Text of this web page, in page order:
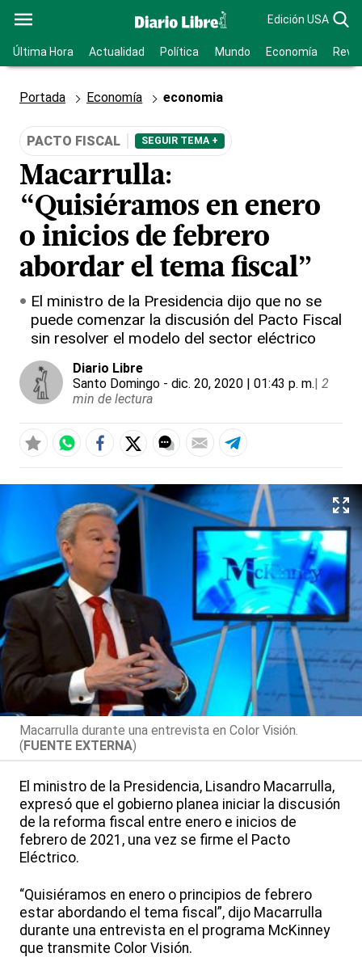
Edición USA
Última Hora Actualidad Política Mundo Economía
Portada Economía economia
PACTO FISCAL SEGUIR TEMA +
Macarrulla:
“Quisiéramos en enero
o inicios de febrero
abordar el tema fiscal”
El ministro de la Presidencia dijo que no se
puede comenzar la discusión del Pacto Fiscal
sin resolver el modelo del sector eléctrico
Diario Libre
Santo Domingo - dic. 20, 2020 | 01:43 p. m.| 2
min de lectura
Macarrulla durante una entrevista en Color Visión.
(FUENTE EXTERNA)
El ministro de la Presidencia, Lisandro Macarrulla,
expresó que el gobierno planea iniciar la discusión
de la reforma fiscal entre enero e inicios de
febrero de 2021, una vez se firme el Pacto
Eléctrico.
“Quisiéramos en enero o principios de febrero
estar abordando el tema fiscal”, dijo Macarrulla
durante una entrevista en el programa McKinney
que transmite Color Visión.